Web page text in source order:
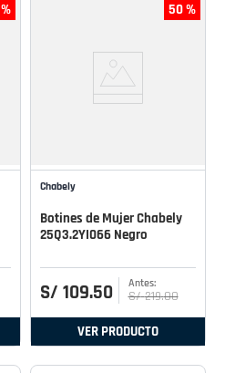
50 %
Chabely
Botines de Mujer Chabely
25Q3.2YI066 Negro
S/ 109.50 S/ 219.00
VER PRODUCTO